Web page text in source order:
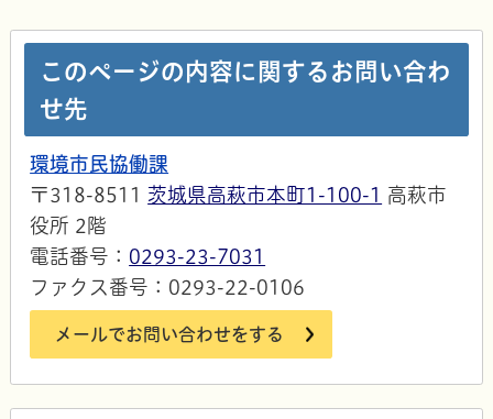
このページの内容に関するお問い合わ
せ先
環境市民協働課
〒318-8511 茨城県高萩市本町1-100-1 高萩市
役所 2階
電話番号： 0293-23-7031
ファクス番号：0293-22-0106
メールでお問い合わせをする